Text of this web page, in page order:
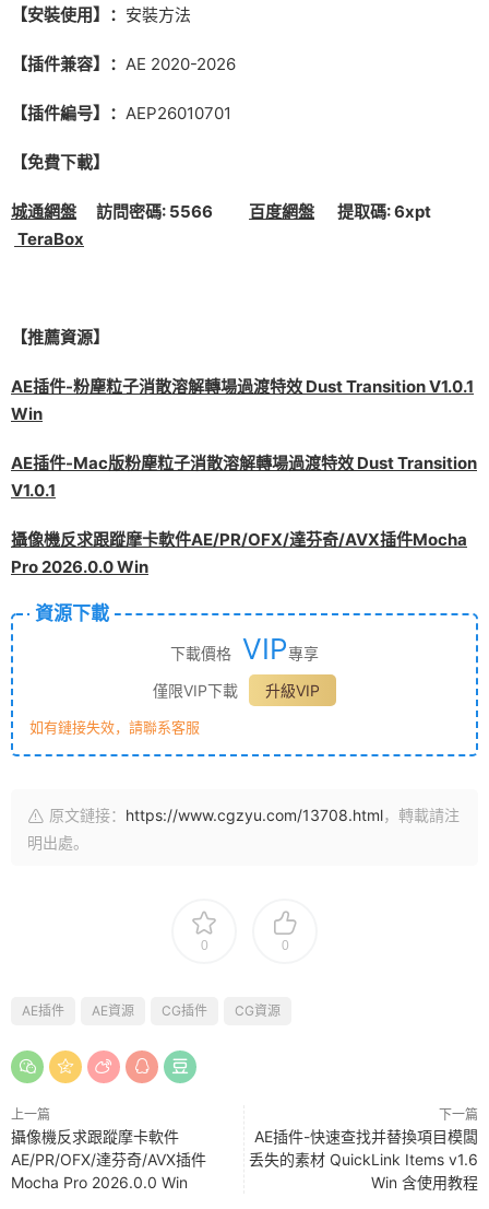
【安裝使用】： 安裝方法
【插件兼容】： AE 2020-2026
【插件編号】： AEP26010701
【免費下載】
城通網盤 訪問密碼: 5566 百度網盤 提取碼: 6xpt
TeraBox
【推薦資源】
AE插件-粉塵粒子消散溶解轉場過渡特效 Dust Transition V1.0.1
Win
AE插件-Mac版粉塵粒子消散溶解轉場過渡特效 Dust Transition
V1.0.1
攝像機反求跟蹤摩卡軟件AE/PR/OFX/達芬奇/AVX插件Mocha
Pro 2026.0.0 Win
資源下載
下載價格 VIP專享
僅限VIP下載
升級VIP
如有鏈接失效，請聯系客服
原文鏈接： https://www.cgzyu.com/13708.html，轉載請注
明出處。
0 0
AE插件 AE資源 CG插件 CG資源
上一篇
攝像機反求跟蹤摩卡軟件
AE/PR/OFX/達芬奇/AVX插件
Mocha Pro 2026.0.0 Win
下一篇
AE插件-快速查找并替換項目模闆
丢失的素材 QuickLink Items v1.6
Win 含使用教程